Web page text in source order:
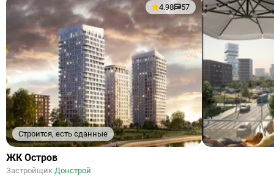
Строится, есть сданные
4.98 57
ЖК Остров
Застройщик Донстрой